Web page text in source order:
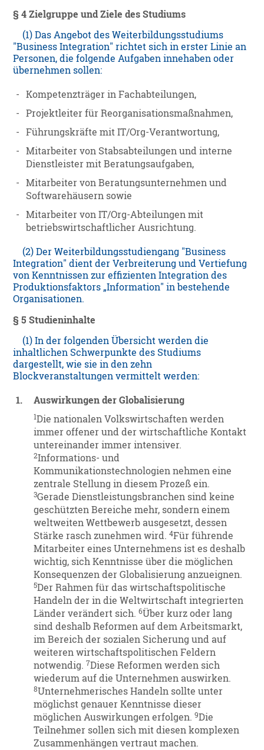
§ 4 Zielgruppe und Ziele des Studiums
(1) Das Angebot des Weiterbildungsstudiums
"Business Integration" richtet sich in erster Linie an
Personen, die folgende Aufgaben innehaben oder
übernehmen sollen:
-
Kompetenzträger in Fachabteilungen,
-
Projektleiter für Reorganisationsmaßnahmen,
-
Führungskräfte mit IT/Org-Verantwortung,
-
Mitarbeiter von Stabsabteilungen und interne
Dienstleister mit Beratungsaufgaben,
-
Mitarbeiter von Beratungsunternehmen und
Softwarehäusern sowie
-
Mitarbeiter von IT/Org-Abteilungen mit
betriebswirtschaftlicher Ausrichtung.
(2) Der Weiterbildungsstudiengang "Business
Integration" dient der Verbreiterung und Vertiefung
von Kenntnissen zur effizienten Integration des
Produktionsfaktors „Information" in bestehende
Organisationen.
§ 5 Studieninhalte
(1) In der folgenden Übersicht werden die
inhaltlichen Schwerpunkte des Studiums
dargestellt, wie sie in den zehn
Blockveranstaltungen vermittelt werden:
1. Auswirkungen der Globalisierung
1Die nationalen Volkswirtschaften werden
immer offener und der wirtschaftliche Kontakt
untereinander immer intensiver.
2Informations- und
Kommunikationstechnologien nehmen eine
zentrale Stellung in diesem Prozeß ein.
3Gerade Dienstleistungsbranchen sind keine
geschützten Bereiche mehr, sondern einem
weltweiten Wettbewerb ausgesetzt, dessen
Stärke rasch zunehmen wird.4Für führende
Mitarbeiter eines Unternehmens ist es deshalb
wichtig, sich Kenntnisse über die möglichen
Konsequenzen der Globalisierung anzueignen.
5Der Rahmen für das wirtschaftspolitische
Handeln der in die Weltwirtschaft integrierten
Länder verändert sich.6Über kurz oder lang
sind deshalb Reformen auf dem Arbeitsmarkt,
im Bereich der sozialen Sicherung und auf
weiteren wirtschaftspolitischen Feldern
notwendig.7Diese Reformen werden sich
wiederum auf die Unternehmen auswirken.
8Unternehmerisches Handeln sollte unter
möglichst genauer Kenntnisse dieser
möglichen Auswirkungen erfolgen.9Die
Teilnehmer sollen sich mit diesen komplexen
Zusammenhängen vertraut machen.